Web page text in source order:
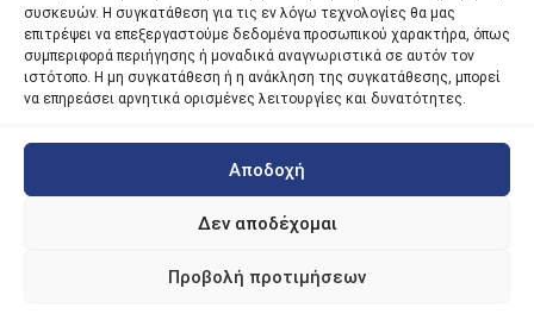
συσκευών. Η συγκατάθεση για τις εν λόγω τεχνολογίες θα μας
επιτρέψει να επεξεργαστούμε δεδομένα προσωπικού χαρακτήρα, όπως
συμπεριφορά περιήγησης ή μοναδικά αναγνωριστικά σε αυτόν τον
ιστότοπο. Η μη συγκατάθεση ή η ανάκληση της συγκατάθεσης, μπορεί
να επηρεάσει αρνητικά ορισμένες λειτουργίες και δυνατότητες.
Αποδοχή
Δεν αποδέχομαι
Προβολή προτιμήσεων
παγίων ισχυουσών διατάξεων. Για την αποφυγή συνωστισμού
εντός του εσωτερικού χώρου εξυπηρέτησης και αναμονής του
κοινού, η εξυπηρέτησή του δύναται να πραγματοποιείται κατόπιν
προγραμματισμένου ραντεβού.
| iky.gr | All Rights Reserved
Designed and Developed by ACM Digital